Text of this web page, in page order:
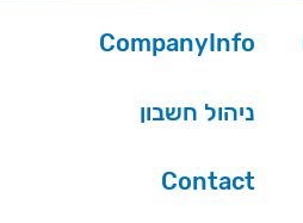
CompanyInfo
ניהול חשבון
Contact